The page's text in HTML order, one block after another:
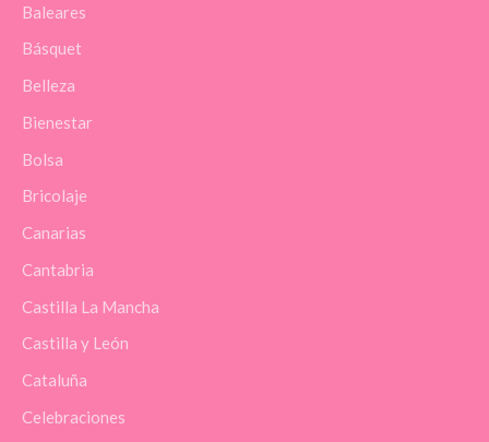
Baleares
Básquet
Belleza
Bienestar
Bolsa
Bricolaje
Canarias
Cantabria
Castilla La Mancha
Castilla y León
Cataluña
Celebraciones